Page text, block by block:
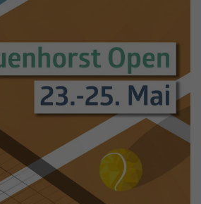
die gewählten Tracking-Optin-
anonym und weisen eine
generierte Nummer zu, um
Besucher zu identifizieren.
Analytics
Cookie wird von Google Analytics
Das Cookie wird verwendet, um